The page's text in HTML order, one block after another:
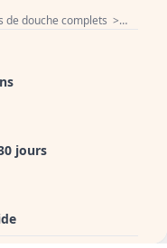
de douche complets >
jours